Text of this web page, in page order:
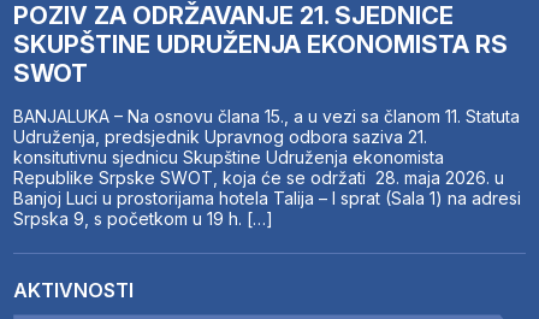
POZIV ZA ODRŽAVANJE 21. SJEDNICE
SKUPŠTINE UDRUŽENJA EKONOMISTA RS
SWOT
BANJALUKA – Na osnovu člana 15., a u vezi sa članom 11. Statuta
Udruženja, predsjednik Upravnog odbora saziva 21.
konsitutivnu sjednicu Skupštine Udruženja ekonomista
Republike Srpske SWOT, koja će se održati 28. maja 2026. u
Banjoj Luci u prostorijama hotela Talija – I sprat (Sala 1) na adresi
Srpska 9, s početkom u 19 h. […]
AKTIVNOSTI